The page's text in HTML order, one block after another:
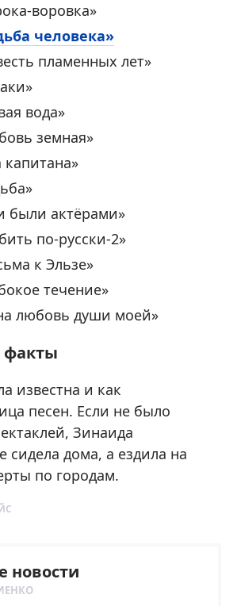
воровка»
человека»
пламенных лет»
вода»
земная»
были актёрами»
по-русски-2»
к Эльзе»
течение»
любовь души моей»
факты
известна и как
песен. Если не было
Зинаида
сидела дома, а ездила на
по городам.
новости